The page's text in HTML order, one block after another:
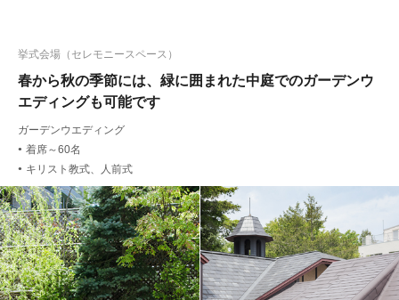
春から秋の季節には、緑に囲まれた中庭でのガーデンウ
エディングも可能です
挙式会場（セレモニースペース）
ガーデンウエディング
● 着席～60名
● キリスト教式、人前式